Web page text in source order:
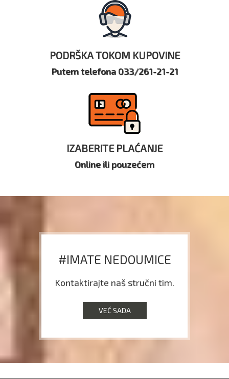
PODRŠKA TOKOM KUPOVINE
Putem telefona 033/261-21-21
IZABERITE PLAĆANJE
Online ili pouzećem
#IMATE NEDOUMICE
Kontaktirajte naš stručni tim.
VEĆ SADA